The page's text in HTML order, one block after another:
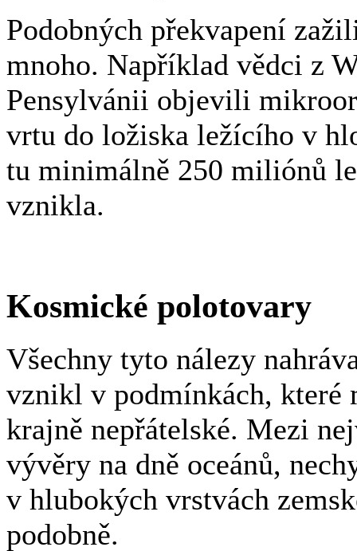
Podobných překvapení
mnoho. Například vědci z
Pensylvánii objevili
vrtu do ložiska ležícího v
tu minimálně 250 miliónů
vznikla.
Kosmické polotovary
Všechny tyto nálezy
vznikl v podmínkách, které
krajně nepřátelské. Mezi
vývěry na dně oceánů,
v hlubokých vrstvách
podobně.